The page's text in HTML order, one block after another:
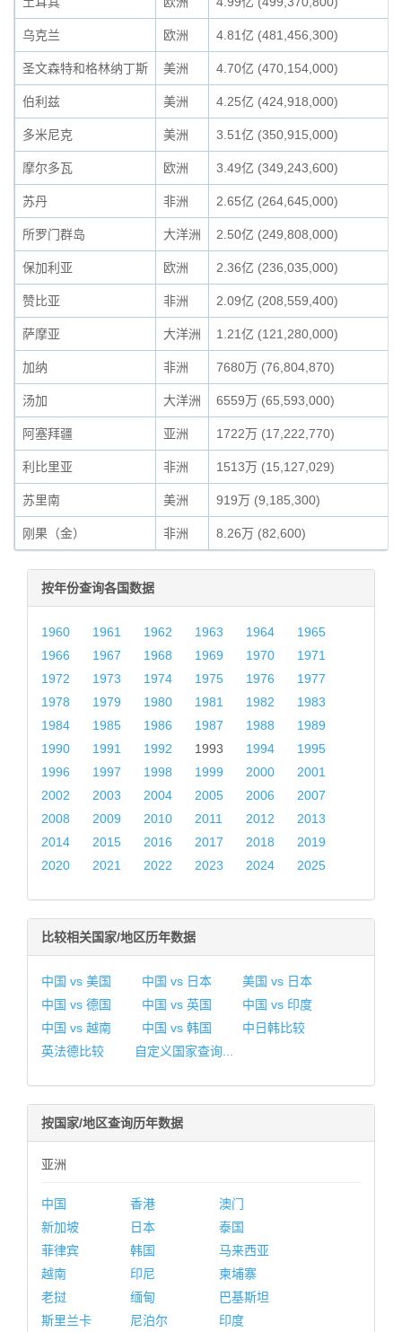
乌克兰 欧洲 4.81亿 (481,456,300)
圣文森特和格林纳丁斯 美洲 4.70亿 (470,154,000)
伯利兹 美洲 4.25亿 (424,918,000)
多米尼克 美洲 3.51亿 (350,915,000)
摩尔多瓦 欧洲 3.49亿 (349,243,600)
苏丹 非洲 2.65亿 (264,645,000)
所罗门群岛 大洋洲 2.50亿 (249,808,000)
保加利亚 欧洲 2.36亿 (236,035,000)
赞比亚 非洲 2.09亿 (208,559,400)
萨摩亚 大洋洲 1.21亿 (121,280,000)
加纳 非洲 7680万 (76,804,870)
汤加 大洋洲 6559万 (65,593,000)
阿塞拜疆 亚洲 1722万 (17,222,770)
利比里亚 非洲 1513万 (15,127,029)
苏里南 美洲 919万 (9,185,300)
刚果（金） 非洲 8.26万 (82,600)
按年份查询各国数据
1960 1961 1962 1963 1964
1965
1966
1967 1968 1969 1970
1971
1972
1973 1974 1975 1976
1977
1978
1979 1980 1981 1982
1983
1984
1985 1986 1987 1988
1989
1990
1991 1992 1993 1994
1995
1996
1997 1998 1999 2000
2001
2002
2003 2004 2005 2006
2007
2008
2009 2010 2011 2012
2013
2014
2015 2016 2017 2018
2019
2020
2021 2022 2023 2024 2025
比较相关国家/地区历年数据
中国 vs 美国 中国 vs 日本
美国 vs 日本
中国 vs 德国
中国 vs 英国
中国 vs 印度
中国 vs 越南
中国 vs 韩国
中日韩比较
英法德比较
自定义国家查询...
按国家/地区查询历年数据
亚洲
中国 香港
澳门
新加坡
日本
泰国
菲律宾
韩国
马来西亚
越南
印尼
柬埔寨
老挝
缅甸
巴基斯坦
斯里兰卡
尼泊尔
印度